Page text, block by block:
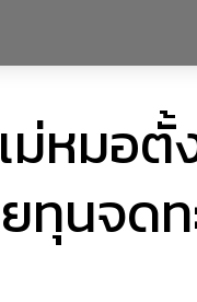
หมอตั้
ทุนจด